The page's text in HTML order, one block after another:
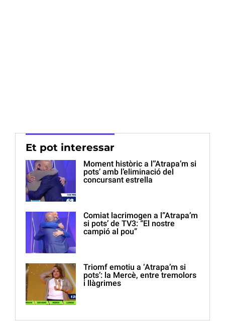
Et pot interessar
Moment històric a l’’Atrapa’m si
pots’ amb l’eliminació del
concursant estrella
Comiat lacrimogen a l”Atrapa’m
si pots’ de TV3: “El nostre
campió al pou”
Triomf emotiu a ‘Atrapa’m si
pots’: la Mercè, entre tremolors
i llàgrimes